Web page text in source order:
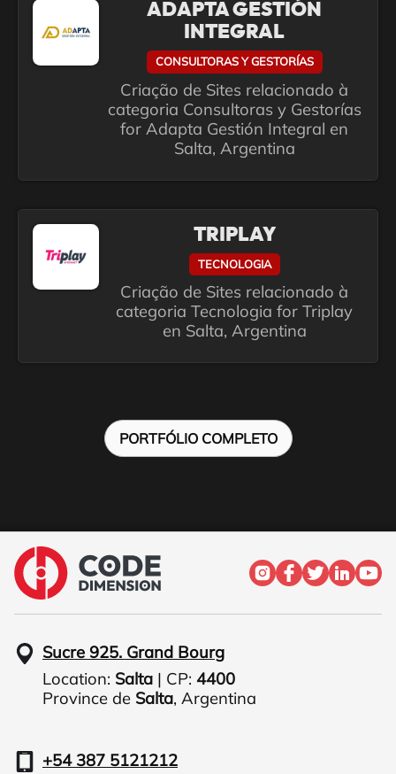
ADAPTA GESTIÓN
INTEGRAL
CONSULTORAS Y GESTORÍAS
Criação de Sites relacionado à
categoria Consultoras y Gestorías
for Adapta Gestión Integral en
Salta, Argentina
TRIPLAY
TECNOLOGIA
Criação de Sites relacionado à
categoria Tecnologia for Triplay
en Salta, Argentina
PORTFÓLIO COMPLETO
Sucre 925. Grand Bourg
Location: Salta | CP: 4400
Province de Salta, Argentina
+54 387 5121212